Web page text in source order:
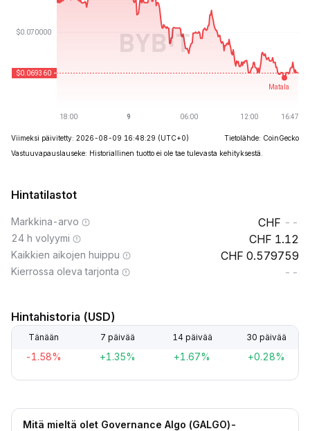
Viimeksi päivitetty: 2026-08-09 16:48:29 (UTC+0)
Tietolähde: CoinGecko
Vastuuvapauslauseke: Historiallinen tuotto ei ole tae tulevasta kehityksestä.
Hintatilastot
Markkina-arvo --
24 h volyymi 1.12
Kaikkien aikojen huippu 0.579759
Kierrossa oleva tarjonta --
Hintahistoria (USD)
Tänään 7 päivää 14 päivää 30 päivää
-1.58% +1.35% +1.67% +0.28%
Mitä mieltä olet Governance Algo (GALGO)-